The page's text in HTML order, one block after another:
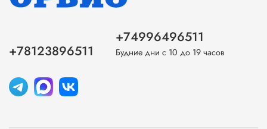
+78123896511
+74996496511
Будние дни с 10 до 19 часов